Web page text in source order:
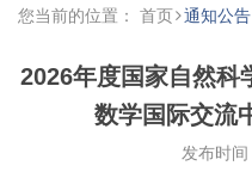
您当前的位置： 首页 通知公告
2026年度国家自然科
数学国际交流
发布时